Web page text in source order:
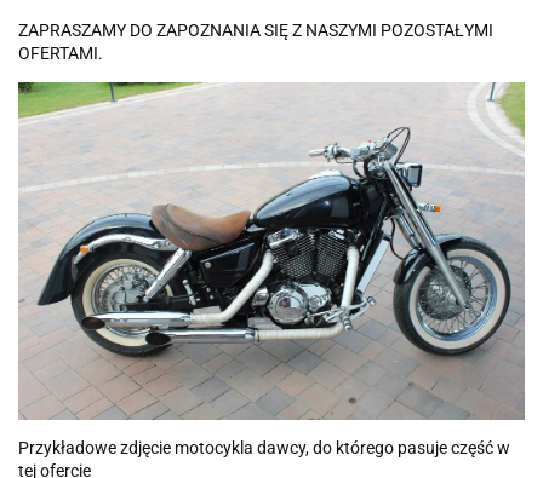
ZAPRASZAMY DO ZAPOZNANIA SIĘ Z NASZYMI POZOSTAŁYMI
OFERTAMI.
Przykładowe zdjęcie motocykla dawcy, do którego pasuje część w
tej ofercie